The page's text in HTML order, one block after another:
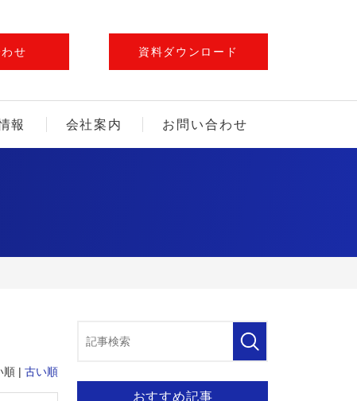
せ 資料ダウンロード
報 会社案内 お問い合わせ
順 | 古い順
おすすめ記事